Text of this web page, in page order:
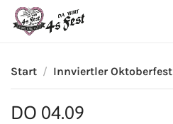
Start Innviertler Oktoberfest
DO 04.09